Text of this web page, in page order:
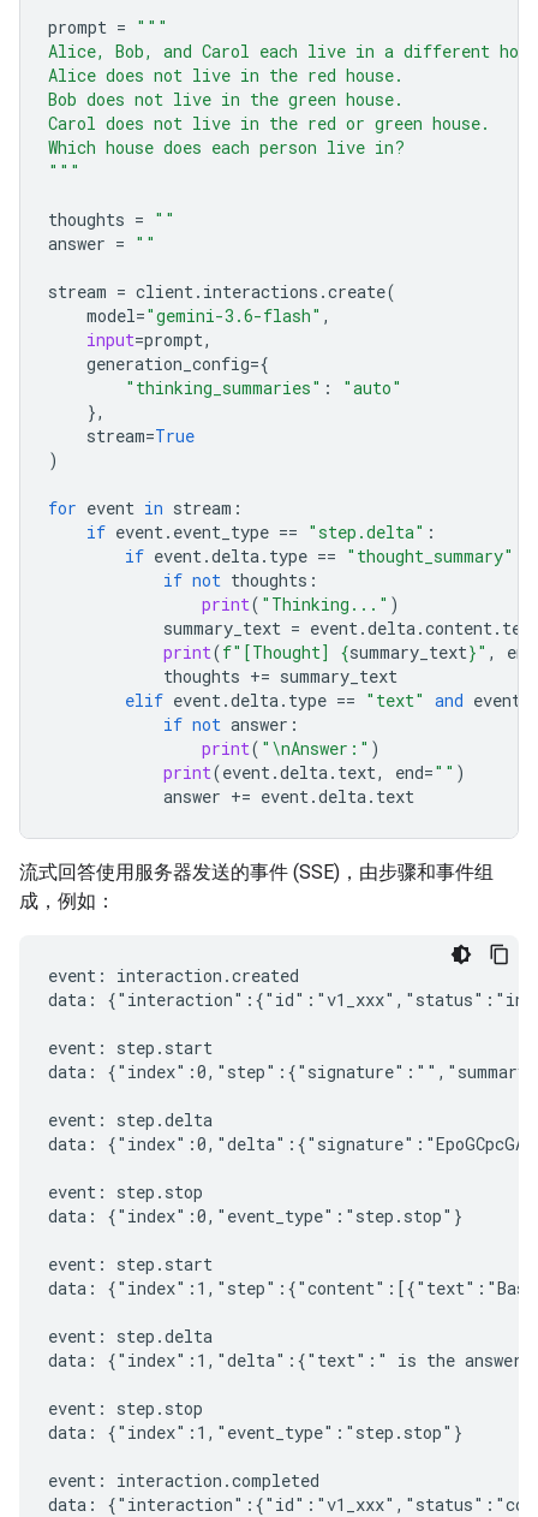
prompt = """
Alice, Bob, and Carol each live in a different
Alice does not live in the red house.
Bob does not live in the green house.
Carol does not live in the red or green house.
Which house does each person live in?
"""
thoughts = ""
answer = ""
stream = client. interactions .create(
model="gemini-3.6-flash" ,
input=prompt,
generation_config={
"thinking_summaries" :
"auto"
},
stream=True
)
for event in stream :
if event. event_type == "step.delta" :
if event.delta. type == "thought_summary"
if not thoughts :
print( "Thinking..." )
summary_text = event.delta.content.
print(f"[Thought] {summary_text}" , end
thoughts += summary_text
elif event.delta. type == "text" and event
if not answer :
print( " \nAnswer:" )
print(event.delta. text, end="" )
answer += event.delta. text
流式回答使用服务器发送的事件 (SSE)，由步骤和事件组
成，例如：
event: interaction.created
data:
event: step.start
data:
event: step.delta
data:
event: step.stop
data: {"index":0,"event_type":"step.stop"}
event: step.start
data:
event: step.delta
data: {"index":1,"delta":{"text":" is the answer
event: step.stop
data: {"index":1,"event_type":"step.stop"}
event: interaction.completed
data: